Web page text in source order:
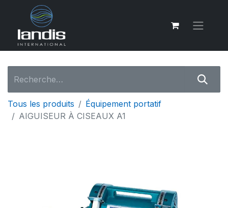
Tous les produits
Équipement portatif
AIGUISEUR À CISEAUX A1